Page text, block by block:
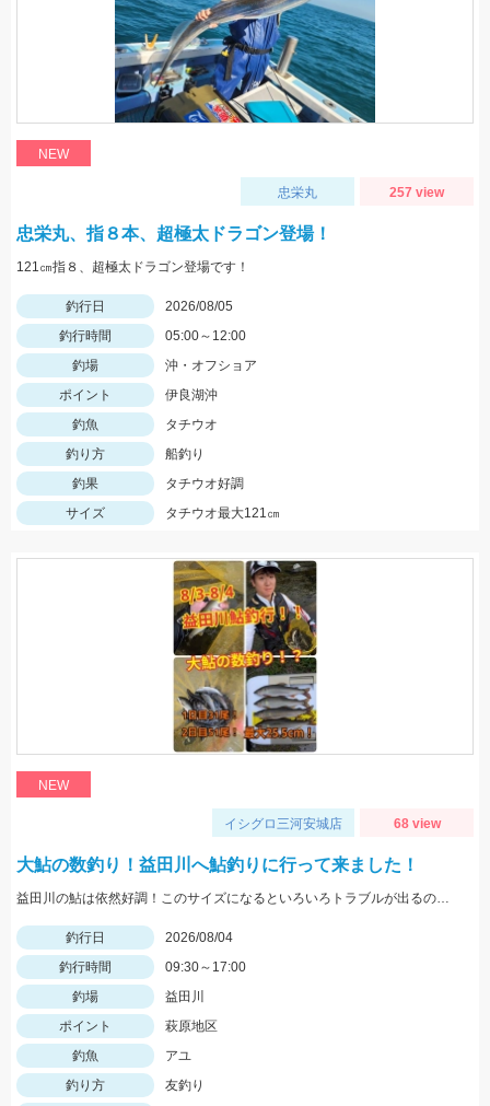
NEW
忠栄丸 257 view
忠栄丸、指８本、超極太ドラゴン登場！
121㎝指８、超極太ドラゴン登場です！
釣行日
2026/08/05
釣行時間
05:00～12:00
釣場
沖・オフショア
ポイント
伊良湖沖
釣魚
タチウオ
釣り方
船釣り
釣果
タチウオ好調
サイズ
タチウオ最大121㎝
NEW
イシグロ三河安城店 68 view
大鮎の数釣り！益田川へ鮎釣りに行って来ました！
益田川の鮎は依然好調！このサイズになるといろいろトラブルが出るので仕掛けは太めがおすすめです！針は7.5号～８号！三河安城店岩崎釣行
釣行日
2026/08/04
釣行時間
09:30～17:00
釣場
益田川
ポイント
萩原地区
釣魚
アユ
釣り方
友釣り